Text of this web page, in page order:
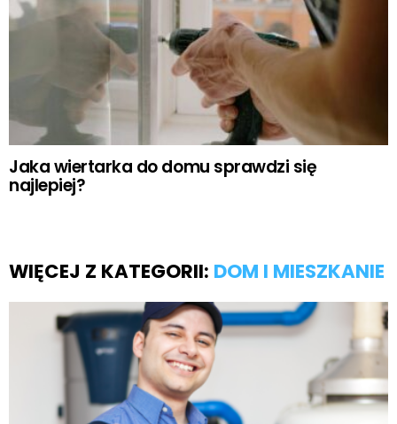
Jaka wiertarka do domu sprawdzi się
najlepiej?
WIĘCEJ Z KATEGORII: DOM I MIESZKANIE